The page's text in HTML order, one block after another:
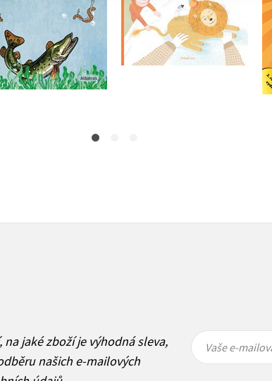
Do košíku
329 Kč
263 Kč
Do košíku
jaké zboží je výhodná sleva,
našich e-mailových
mailová
mailová
Vaše e-